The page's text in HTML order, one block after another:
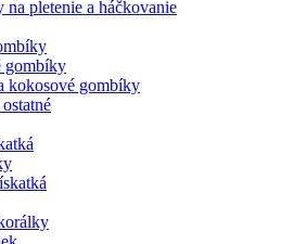
na pletenie a háčkovanie
gombíky
kokosové gombíky